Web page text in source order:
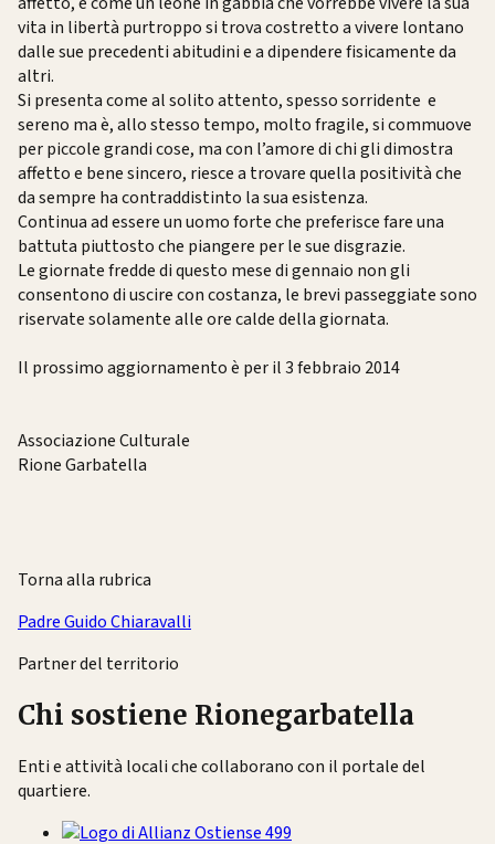
vita in libertà purtroppo si trova costretto a vivere lontano
dalle sue precedenti abitudini e a dipendere fisicamente da
altri.
Si presenta come al solito attento, spesso sorridente e
sereno ma è, allo stesso tempo, molto fragile, si commuove
per piccole grandi cose, ma con l’amore di chi gli dimostra
affetto e bene sincero, riesce a trovare quella positività che
da sempre ha contraddistinto la sua esistenza.
Continua ad essere un uomo forte che preferisce fare una
battuta piuttosto che piangere per le sue disgrazie.
Le giornate fredde di questo mese di gennaio non gli
consentono di uscire con costanza, le brevi passeggiate sono
riservate solamente alle ore calde della giornata.
Il prossimo aggiornamento è per il 3 febbraio 2014
Associazione Culturale
Rione Garbatella
Torna alla rubrica
Padre Guido Chiaravalli
Partner del territorio
Chi sostiene Rionegarbatella
Enti e attività locali che collaborano con il portale del
quartiere.